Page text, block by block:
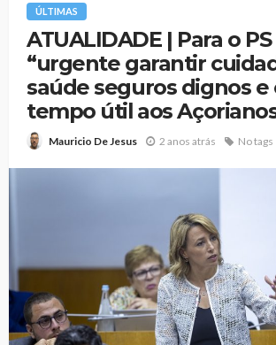
ÚLTIMAS
ATUALIDADE | Para o PS
“urgente garantir
saúde seguros dignos e
tempo útil aos
Mauricio De Jesus 2 anos atrás No tags